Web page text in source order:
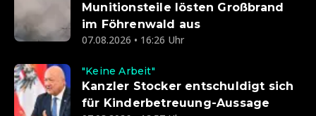
Munitionsteile lösten Großbrand
im Föhrenwald aus
07.08.2026 • 16:26 Uhr
"Keine Arbeit"
Kanzler Stocker entschuldigt sich
für Kinderbetreuung-Aussage